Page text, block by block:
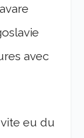
avec
eu du